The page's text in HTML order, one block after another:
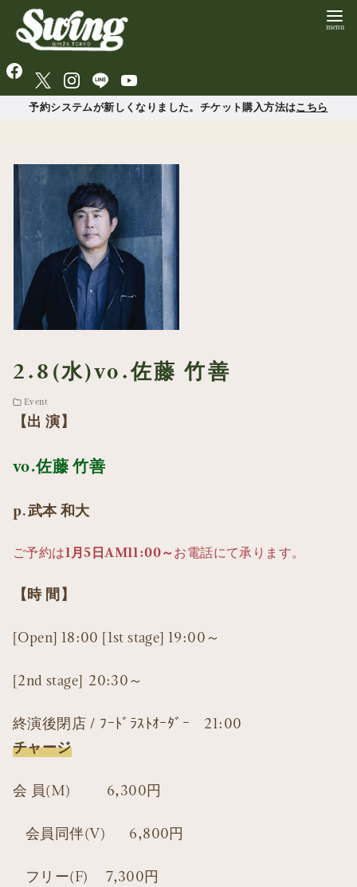
予約システムが新しくなりました。チケット購入方法はこちら
2.8(水)vo.佐藤 竹善
Event
【出 演】
vo.佐藤 竹善
p.武本 和大
ご予約は1月5日AM11:00～お電話にて承ります。
【時 間】
[Open] 18:00 [1st stage] 19:00～
[2nd stage] 20:30～
終演後閉店 / ﾌｰﾄﾞﾗｽﾄｵｰﾀﾞｰ 21:00
チャージ
会 員(M) 6,300円
会員同伴(V) 6,800円
フリー(F) 7,300円